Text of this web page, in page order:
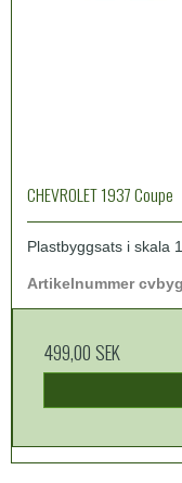
CHEVROLET 1937 Coupe
Plastbyggsats i skala
Artikelnummer
499,00 SEK